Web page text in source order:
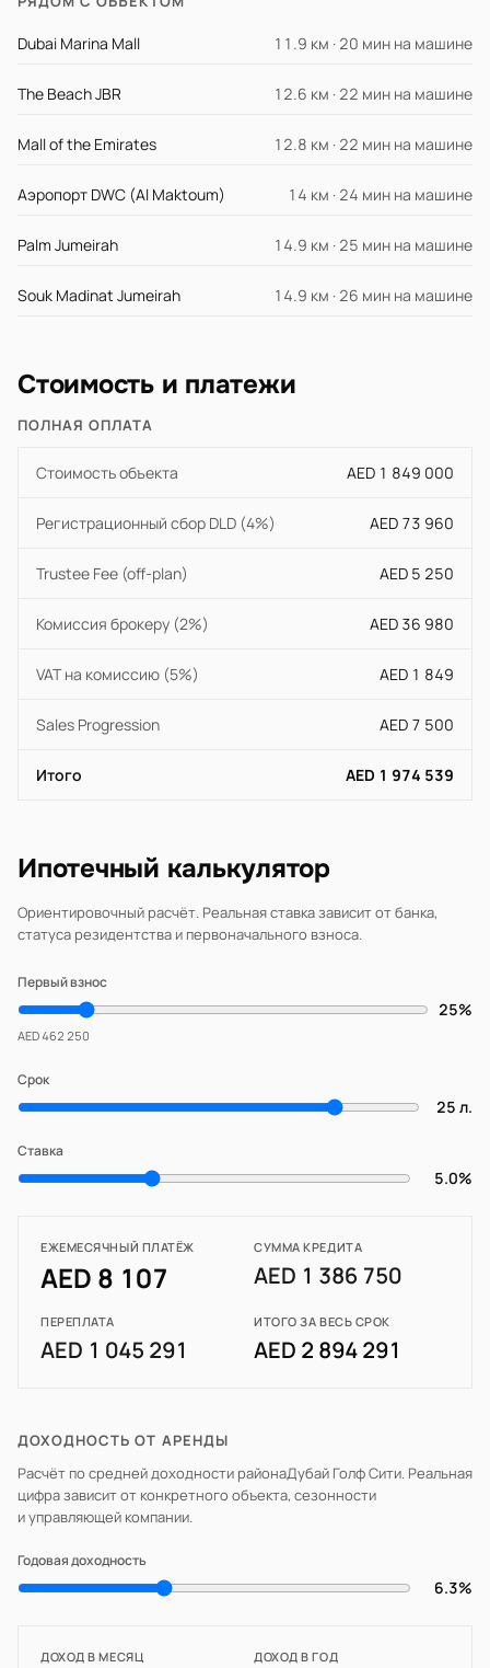
Dubai Marina Mall 11.9 км · 20 мин на машине
The Beach JBR 12.6 км · 22 мин на машине
Mall of the Emirates 12.8 км · 22 мин на машине
Аэропорт DWC (Al Maktoum) 14 км · 24 мин на машине
Palm Jumeirah 14.9 км · 25 мин на машине
Souk Madinat Jumeirah 14.9 км · 26 мин на машине
Стоимость и платежи
ПОЛНАЯ ОПЛАТА
Стоимость объекта AED 1 849 000
Регистрационный сбор DLD (4%) AED 73 960
Trustee Fee (off-plan) AED 5 250
Комиссия брокеру (2%) AED 36 980
VAT на комиссию (5%) AED 1 849
Sales Progression AED 7 500
Итого AED 1 974 539
Ипотечный калькулятор
Ориентировочный расчёт. Реальная ставка зависит от банка,
статуса резидентства и первоначального взноса.
Первый взнос
25%
AED 462 250
Срок
25 л.
Ставка
5.0%
ЕЖЕМЕСЯЧНЫЙ ПЛАТЁЖ
AED 8 107
СУММА КРЕДИТА
AED 1 386 750
ПЕРЕПЛАТА
AED 1 045 291
ИТОГО ЗА ВЕСЬ СРОК
AED 2 894 291
ДОХОДНОСТЬ ОТ АРЕНДЫ
Расчёт по средней доходности районаДубай Голф Сити. Реальная
цифра зависит от конкретного объекта, сезонности
и управляющей компании.
Годовая доходность
6.3%
ДОХОД В МЕСЯЦ ДОХОД В ГОД